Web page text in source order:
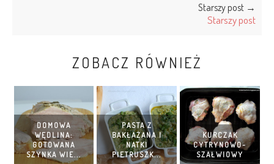
Starszy post →
Starszy post
ZOBACZ RÓWNIEŻ
DOMOWA
WĘDLINA:
GOTOWANA
SZYNKA WIE...
PASTA Z
BAKŁAŻANA I
NATKI
PIETRUSZK...
KURCZAK
CYTRYNOWO-
SZAŁWIOWY